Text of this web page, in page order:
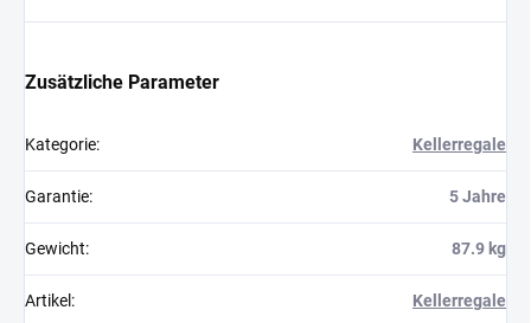
Zusätzliche Parameter
Kategorie: Kellerregale
Garantie: 5 Jahre
Gewicht: 87.9 kg
Artikel : Kellerregale